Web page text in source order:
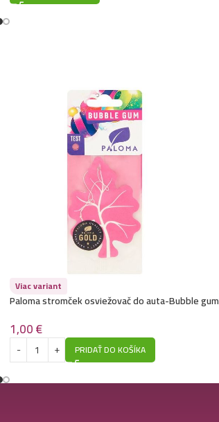
Viac variant
Paloma stromček osviežovač do auta-Bubble gum
1,00€
PRIDAŤ DO KOŠÍKA